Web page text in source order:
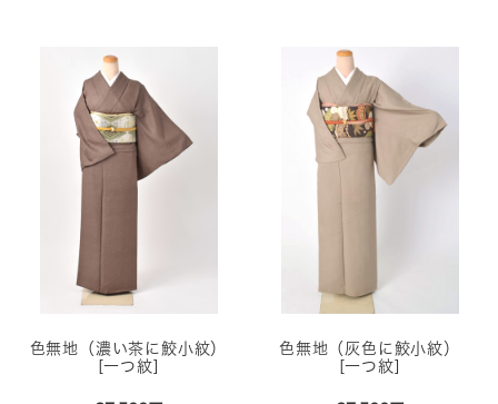
色無地（濃い茶に鮫小紋）
[一つ紋]
色無地（灰色に鮫小紋）
[一つ紋]